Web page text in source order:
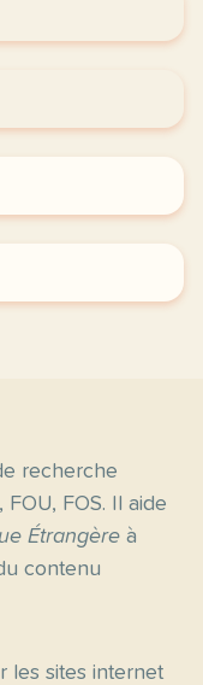
recherche
FOS. Il aide
Étrangère à
contenu
les sites internet